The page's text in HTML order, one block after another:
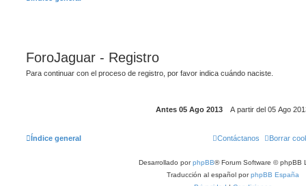
ForoJaguar - Registro
Para continuar con el proceso de registro, por favor indica cuándo naciste.
Índice general Borrar
Contáctanos
Desarrollado porphpBB® Forum Software © phpBB
Traducción al español porphpBB España